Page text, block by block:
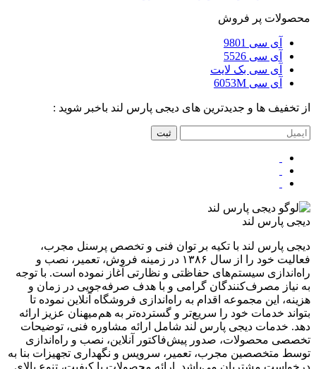
محصولات پر فروش
آی سی 9801
آی سی 5526
آی سی بک لایت
آی سی 6053M
از تخفیف ها و جدیدترین های دیجی پارس لند باخبر شوید :
ثبت
دیجی پارس لند
دیجی پارس لند با تکیه بر توان فنی و تخصص پرسنل مجرب،
فعالیت خود را از سال ۱۳۸۶ در زمینه فروش، تعمیر، نصب و
راه‌اندازی سیستم‌های حفاظتی و نظارتی آغاز نموده است. با توجه
به نیاز مصرف‌کنندگان گرامی و با هدف صرفه‌جویی در زمان و
هزینه، این مجموعه اقدام به راه‌اندازی فروشگاه آنلاین نموده تا
بتواند خدمات خود را سریع‌تر و گسترده‌تر به هم‌میهنان عزیز ارائه
دهد. خدمات دیجی پارس لند شامل ارائه مشاوره فنی، توضیحات
تخصصی محصولات، صدور پیش‌فاکتور آنلاین، نصب و راه‌اندازی
توسط متخصصین مجرب، تعمیر، سرویس و نگهداری تجهیزات بنا به
درخواست مشتریان می‌باشد. ارائه محصولات با کیفیت، تنوع بالای